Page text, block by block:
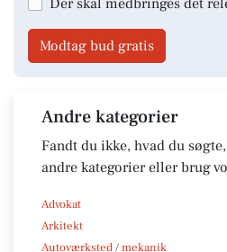
Modtag bud gratis
Andre kategorier
Fandt du ikke, hvad du
andre kategorier eller brug
Advokat
Arkitekt
Autoværksted / mekanik